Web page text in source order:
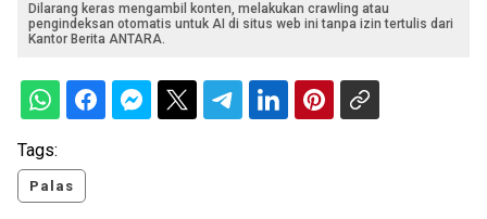
Dilarang keras mengambil konten, melakukan crawling atau
pengindeksan otomatis untuk AI di situs web ini tanpa izin tertulis dari
Kantor Berita ANTARA.
Tags:
Palas